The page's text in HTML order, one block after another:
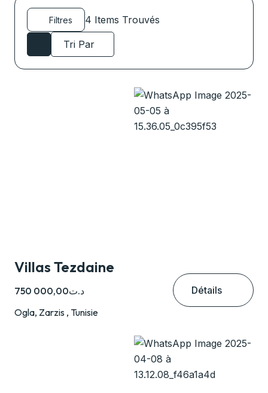
Filtres 4 Items Trouvés
Tri Par
Villas Tezdaine
د.ت750 000,00
Ogla, Zarzis , Tunisie
Détails